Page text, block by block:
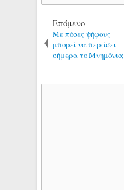
Επόμενο
Με πόσες ψήφους
μπορεί να περάσει
σήμερα το Μνημόνιο;